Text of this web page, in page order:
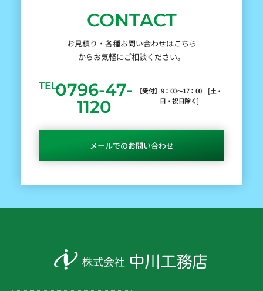
CONTACT
お見積り・各種お問い合わせはこちら
からお気軽にご相談ください。
TEL.0796-47-
1120
【受付】9：00～17：00 [土・
日・祝日除く]
メールでのお問い合わせ